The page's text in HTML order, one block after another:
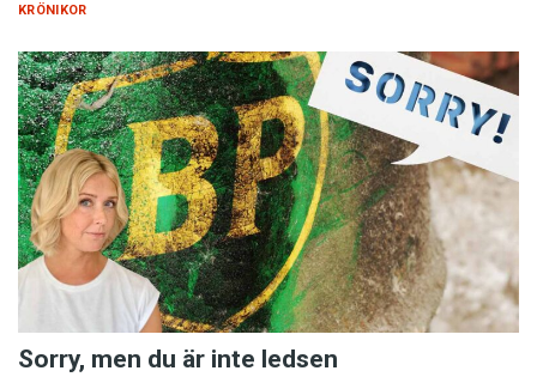
KRÖNIKOR
Sorry, men du är inte ledsen